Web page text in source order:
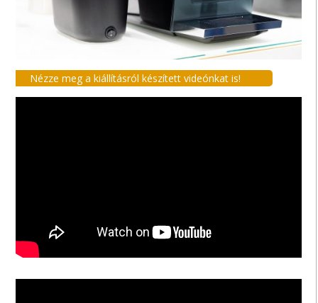
Nézze meg a kiállításról készített videónkat is!